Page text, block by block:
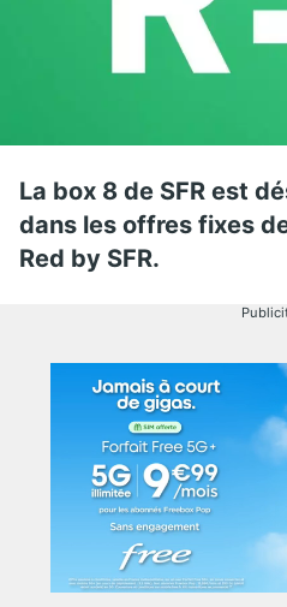
La box 8 de SFR est
dans les offres fixes
Red by SFR.